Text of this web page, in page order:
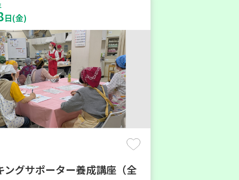
日(金)
ングサポーター養成講座（全